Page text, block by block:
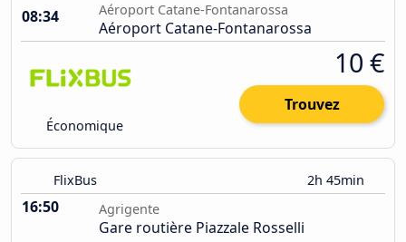
08:34
Aéroport Catane-Fontanarossa
Aéroport Catane-Fontanarossa
Économique
10 €
Trouvez
FlixBus 2h 45min
16:50 Agrigente
Gare routière Piazzale Rosselli